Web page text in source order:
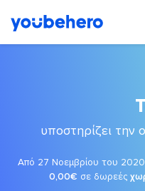
υποστηρίζει την
Από 27 Νοεμβρίου του 2020
0,00€ σε δωρεές